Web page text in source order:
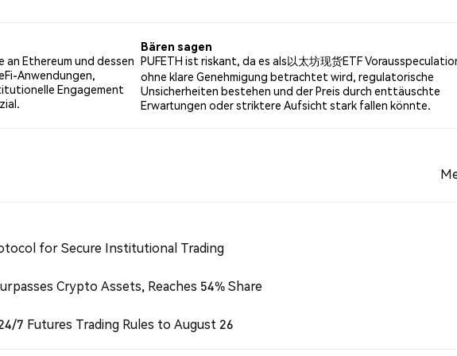
an Ethereum und dessen
Anwendungen,
Engagement
Bären sagen
PUFETH ist riskant, da es als以太坊现货ETF
ohne klare Genehmigung betrachtet wird, regulatorische
Unsicherheiten bestehen und der Preis durch enttäuschte
Erwartungen oder striktere Aufsicht stark fallen könnte.
for Secure Institutional Trading
Crypto Assets, Reaches 54% Share
7 Futures Trading Rules to August 26